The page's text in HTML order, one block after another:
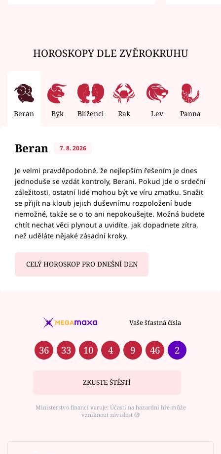
HOROSKOPY DLE ZVĚROKRUHU
Beran Býk Blíženci Rak Lev Panna
Beran 7. 8. 2026
Je velmi pravděpodobné, že nejlepším řešením je dnes
jednoduše se vzdát kontroly, Berani. Pokud jde o srdeční
záležitosti, ostatní lidé mohou být ve víru zmatku. Snažit
se přijít na kloub jejich duševnímu rozpoložení bude
nemožné, takže se o to ani nepokoušejte. Možná budete
chtít nechat věci plynout a uvidíte, jak dopadnete zítra,
než uděláte nějaké zásadní kroky.
CELÝ HOROSKOP PRO DNEŠNÍ DEN
Vaše šťastná čísla
36 33 10 4 9 46 2
ZKUSTE ŠTĚSTÍ
Ministerstvo financí varuje: Účastí na hazardní hře může
vzniknout závislost ⑱